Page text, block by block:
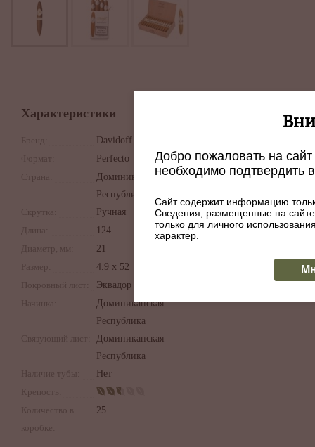
Характеристики
Бренд:
Davidoff
Формат:
Perfecto
Страна:
Доминиканская
Республика
Скрутка:
Ручная
Длина:
124
Диаметр, мм:
21
Размер:
4.9 х 52
Покровный лист:
Эквадор
Начинка:
Доминиканская
Республика
Связующий лист:
Доминиканская
Республика
Наличие тубы:
Нет
Крепость:
Количество в
коробке:
25
Добро пожаловать на
необходимо подтвердить
Сайт содержит информацию
Сведения, размещенные на
только для личного
характер.